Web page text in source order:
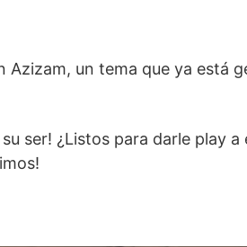
Azizam, un tema que ya está
ser! ¿Listos para darle play a